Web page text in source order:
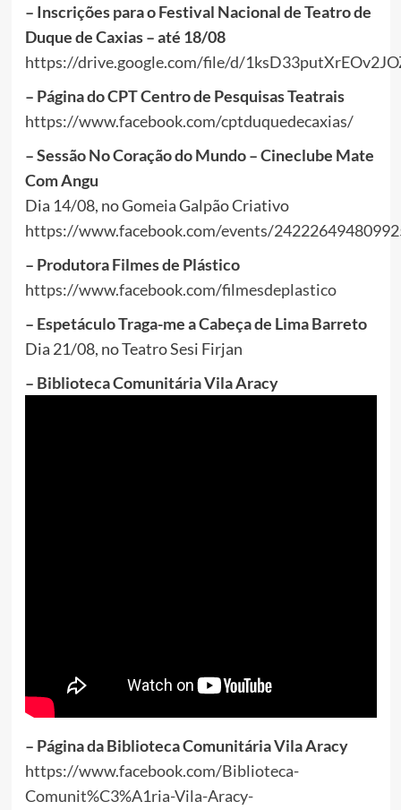
– Inscrições para o Festival Nacional de Teatro de
Duque de Caxias – até 18/08
https://drive.google.com/file/d/
– Página do CPT Centro de Pesquisas Teatrais
https://www.facebook.com/cptduquedecaxias/
– Sessão No Coração do Mundo – Cineclube Mate
Com Angu
Dia 14/08, no Gomeia Galpão Criativo
https://www.facebook.com/events/
– Produtora Filmes de Plástico
https://www.facebook.com/filmesdeplastico
– Espetáculo Traga-me a Cabeça de Lima Barreto
Dia 21/08, no Teatro Sesi Firjan
– Biblioteca Comunitária Vila Aracy
– Página da Biblioteca Comunitária Vila Aracy
https://www.facebook.com/Biblioteca-
Comunit%C3%A1ria-Vila-Aracy-